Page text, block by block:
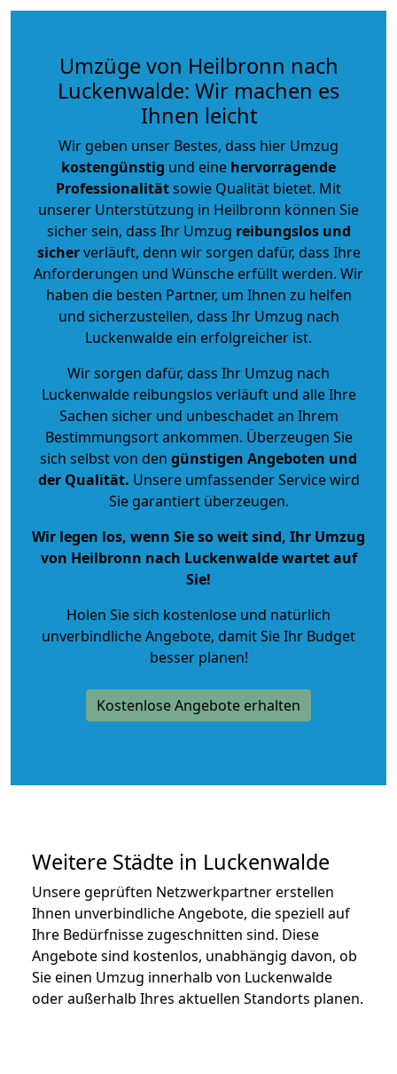
Umzüge von Heilbronn nach
Luckenwalde: Wir machen es
Ihnen leicht
Wir geben unser Bestes, dass hier Umzug
kostengünstig und eine hervorragende
Professionalitätsowie Qualität bietet. Mit
unserer Unterstützung in Heilbronn können Sie
sicher sein, dass Ihr Umzug reibungslos und
sicherverläuft, denn wir sorgen dafür, dass Ihre
Anforderungen und Wünsche erfüllt werden. Wir
haben die besten Partner, um Ihnen zu helfen
und sicherzustellen, dass Ihr Umzug nach
Luckenwalde ein erfolgreicher ist.
Wir sorgen dafür, dass Ihr Umzug nach
Luckenwalde reibungslos verläuft und alle Ihre
Sachen sicher und unbeschadet an Ihrem
Bestimmungsort ankommen. Überzeugen Sie
sich selbst von den günstigen Angeboten und
der Qualität. Unsere umfassender Service wird
Sie garantiert überzeugen.
Wir legen los, wenn Sie so weit sind, Ihr Umzug
von Heilbronn nach Luckenwalde wartet auf
Sie!
Holen Sie sich kostenlose und natürlich
unverbindliche Angebote, damit Sie Ihr Budget
besser planen!
Kostenlose Angebote erhalten
Weitere Städte in Luckenwalde
Unsere geprüften Netzwerkpartner erstellen
Ihnen unverbindliche Angebote, die speziell auf
Ihre Bedürfnisse zugeschnitten sind. Diese
Angebote sind kostenlos, unabhängig davon, ob
Sie einen Umzug innerhalb von Luckenwalde
oder außerhalb Ihres aktuellen Standorts planen.